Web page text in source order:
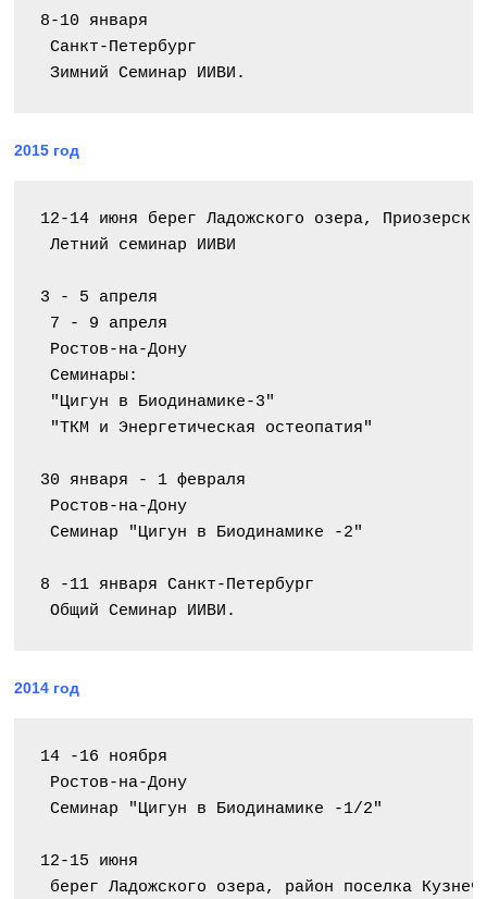
8-10 января
Санкт-Петербург
Зимний Семинар ИИВИ.
2015 год
12-14 июня берег Ладожского озера, Приозерск.
Летний семинар ИИВИ
3 - 5 апреля
7 - 9 апреля
Ростов-на-Дону
Семинары:
"Цигун в Биодинамике-3"
"ТКМ и Энергетическая остеопатия"
30 января - 1 февраля
Ростов-на-Дону
Семинар "Цигун в Биодинамике -2"
8 -11 января Санкт-Петербург
Общий Семинар ИИВИ.
2014 год
14 -16 ноября
Ростов-на-Дону
Семинар "Цигун в Биодинамике -1/2"
12-15 июня
берег Ладожского озера, район поселка